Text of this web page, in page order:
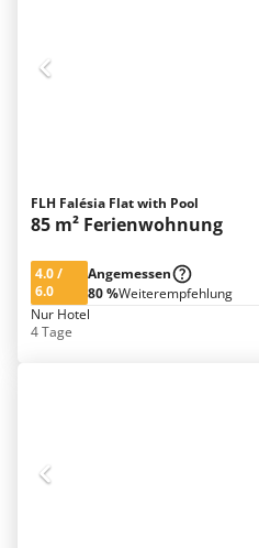
FLH Falésia Flat with Pool
85 m² Ferienwohnung
4.0/
6.0
Angemessen
80 %Weiterempfehlung
Nur Hotel
4 Tage